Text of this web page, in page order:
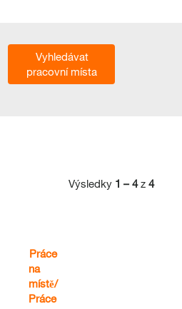
Výsledky 1 – 4z 4
Práce
na
místě/
Práce